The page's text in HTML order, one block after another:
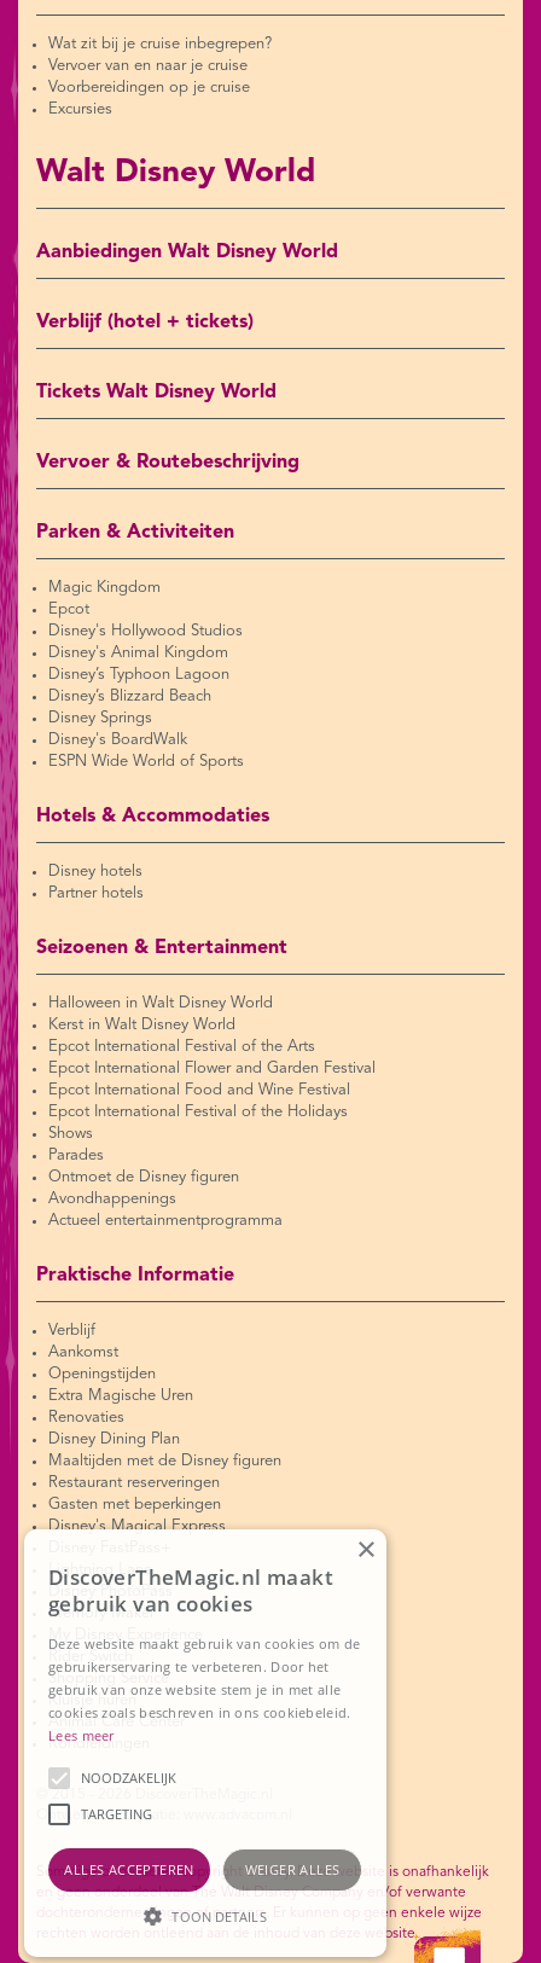
Wat zit bij je cruise inbegrepen?
Vervoer van en naar je cruise
Voorbereidingen op je cruise
Excursies
Walt Disney World
Aanbiedingen Walt Disney World
Verblijf (hotel + tickets)
Tickets Walt Disney World
Vervoer & Routebeschrijving
Parken & Activiteiten
Magic Kingdom
Epcot
Disney's Hollywood Studios
Disney's Animal Kingdom
Disney’s Typhoon Lagoon
Disney’s Blizzard Beach
Disney Springs
Disney's BoardWalk
ESPN Wide World of Sports
Hotels & Accommodaties
Disney hotels
Partner hotels
Seizoenen & Entertainment
Halloween in Walt Disney World
Kerst in Walt Disney World
Epcot International Festival of the Arts
Epcot International Flower and Garden Festival
Epcot International Food and Wine Festival
Epcot International Festival of the Holidays
Shows
Parades
Ontmoet de Disney figuren
Avondhappenings
Actueel entertainmentprogramma
Praktische Informatie
Verblijf
Aankomst
Openingstijden
Extra Magische Uren
Renovaties
Disney Dining Plan
Maaltijden met de Disney figuren
Restaurant reserveringen
Gasten met beperkingen
Disney's Magical Express
Lightning Lane
Memory Maker
Shopping Service
Kluisje huren
Animal Care Center
Rondleidingen
Ontwerp en realisatie: www.advacom.nl
Sommige onderdelen copyright Disney. Deze website is onafhankelijk
en geen onderdeel van The Walt Disney Company en/of verwante
dochterondernemingen of partners. Er kunnen op geen enkele wijze
rechten worden ontleend aan de inhoud van deze website.
DiscoverTheMagic.nl maakt
gebruik van cookies
Deze website maakt gebruik van cookies om de
gebruikerservaring te verbeteren. Door het
gebruik van onze website stem je in met alle
cookies zoals beschreven in ons cookiebeleid.
Lees meer
NOODZAKELIJK
TARGETING
ALLES ACCEPTEREN WEIGER ALLES
TOON DETAILS
×